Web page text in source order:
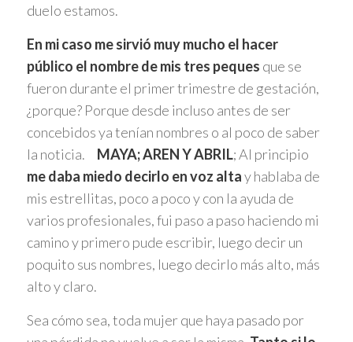
duelo estamos.
En mi caso me sirvió muy mucho el hacer
público el nombre de mis tres peques que se
fueron durante el primer trimestre de gestación,
¿porque? Porque desde incluso antes de ser
concebidos ya tenían nombres o al poco de saber
la noticia. MAYA; AREN Y ABRIL; Al principio
me daba miedo decirlo en voz altay hablaba de
mis estrellitas, poco a poco y con la ayuda de
varios profesionales, fui paso a paso haciendo mi
camino y primero pude escribir, luego decir un
poquito sus nombres, luego decirlo más alto, más
alto y claro.
Sea cómo sea, toda mujer que haya pasado por